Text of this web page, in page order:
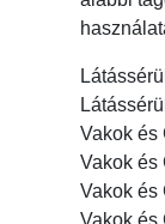
Vakok és
Vakok és
Vakok és